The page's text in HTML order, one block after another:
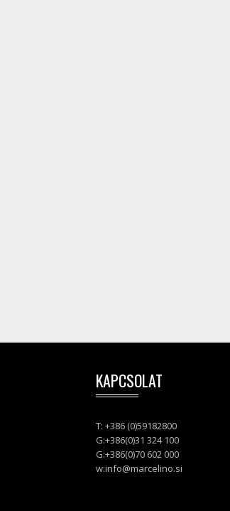
KAPCSOLAT
T: +386 (0)59182800
G:+386(0)31 324 100
G:+386(0)70 602 000
w:info@marcelino.si